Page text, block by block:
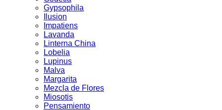
Gypsophila
Ilusion
Impatiens
Lavanda
Linterna China
Lobelia
Lupinus
Malva
Margarita
Mezcla de Flores
Miosotis
Pensamiento